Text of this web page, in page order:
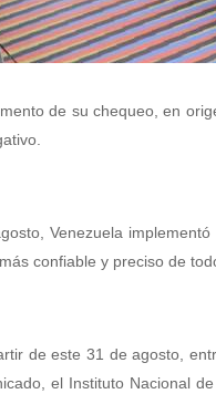
de su chequeo, en
Venezuela
confiable y preciso de
de este 31 de agosto,
el Instituto Nacional